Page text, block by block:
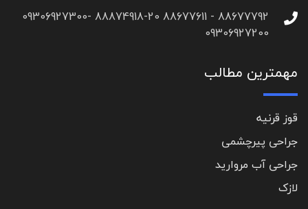
88677792 - 88677611 88874918-20 09306927300-
09306927200
مهمترین مطالب
قوز قرنیه
جراحی پیرچشمی
جراحی آب مروارید
لازک